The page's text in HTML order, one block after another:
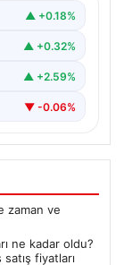
▲ +0.18%
▲ +0.32%
▲ +2.59%
▼ -0.06%
zaman ve
ne kadar oldu?
fiyatları